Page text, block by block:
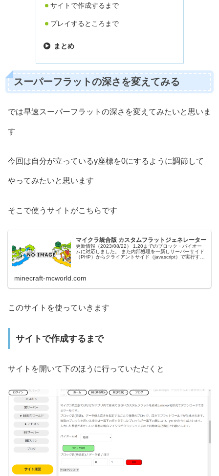
サイトで作成するまで
プレイするところまで
まとめ
スーパーフラットの深さを変えてみる
では早速スーパーフラットの深さを変えてみたいと思いま
す
今回は自分が立っているy座標を0にするように調節して
やってみたいと思います
そこで使うサイトがこちらです
マイクラ統合版 カスタムフラットジェネレーター
更新情報（2023/08/22） 1.20までのブロック・バイオー
ムに対応しました。 また内部処理を一新しサーバーサイド
（PHP）からクライアントサイド（javascript）で実行する
minecraft-mcworld.com
このサイトを使っていきます
サイトで作成するまで
サイトを開いて下のほうに行っていただくと